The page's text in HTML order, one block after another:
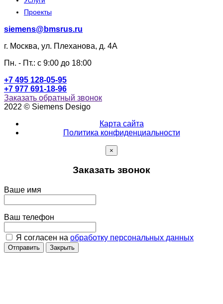
Проекты
siemens@bmsrus.ru
г. Москва, ул. Плеханова, д. 4А
Пн. - Пт.: c 9:00 до 18:00
+7 495 128-05-95
+7 977 691-18-96
Заказать обратный звонок
2022 © Siemens Desigo
Карта сайта
Политика конфиденциальности
×
Заказать звонок
Ваше имя
Ваш телефон
Я согласен на обработку персональных данных
Отправить Закрыть